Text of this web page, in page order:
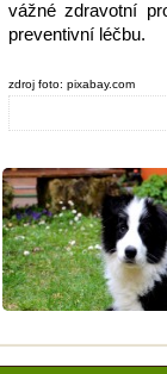
vážné zdravotní
preventivní léčbu.
zdroj foto: pixabay.com